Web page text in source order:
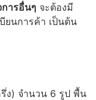
ารอื่นๆ จะต้องมี
ยนการค้า เป็นต้น
ง) จำนวน 6 รูป พื้น